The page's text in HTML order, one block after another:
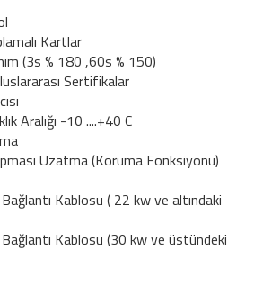
Kartlar
(3s % 180 ,60s % 150)
Sertifikalar
Aralığı -10 ....+40 C
Uzatma (Koruma Fonksiyonu)
Kablosu ( 22 kw ve altındaki
Kablosu (30 kw ve üstündeki